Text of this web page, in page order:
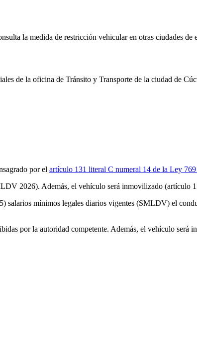
la medida de restricción vehicular en otras ciudades de
de la oficina de Tránsito y Transporte de la ciudad de
por el artículo 131 literal C numeral 14 de la Ley 769
2026). Además, el vehículo será inmovilizado (artículo
salarios mínimos legales diarios vigentes (SMLDV) el
por la autoridad competente. Además, el vehículo será